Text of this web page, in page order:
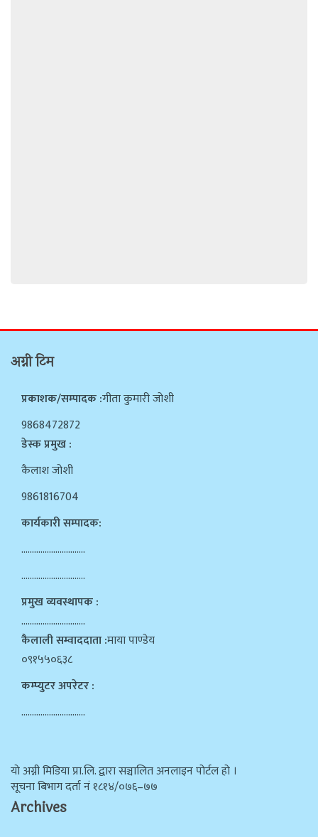
अग्नी टिम
प्रकाशक/सम्पादक :गीता कुमारी जोशी
9868472872
डेस्क प्रमुख :
कैलाश जोशी
9861816704
कार्यकारी सम्पादक:
…………………………
…………………………
प्रमुख व्यवस्थापक :
…………………………
कैलाली सम्वाददाता :माया पाण्डेय
०९१५५०६३८
कम्प्युटर अपरेटर :
…………………………
याे अग्नी मिडिया प्रा.लि. द्वारा सञ्चालित अनलाइन पोर्टल हो ।
सूचना बिभाग दर्ता न‌ं १८१४/०७६–७७
Archives